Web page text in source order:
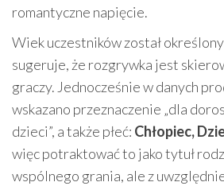
romantyczne napięcie.
Wiek uczestników został
sugeruje, że rozgrywka jest
graczy. Jednocześnie w danych
wskazano przeznaczenie „dla
dzieci”, a także płeć: Chłopiec,
więc potraktować to jako tytuł
wspólnego grania, ale z